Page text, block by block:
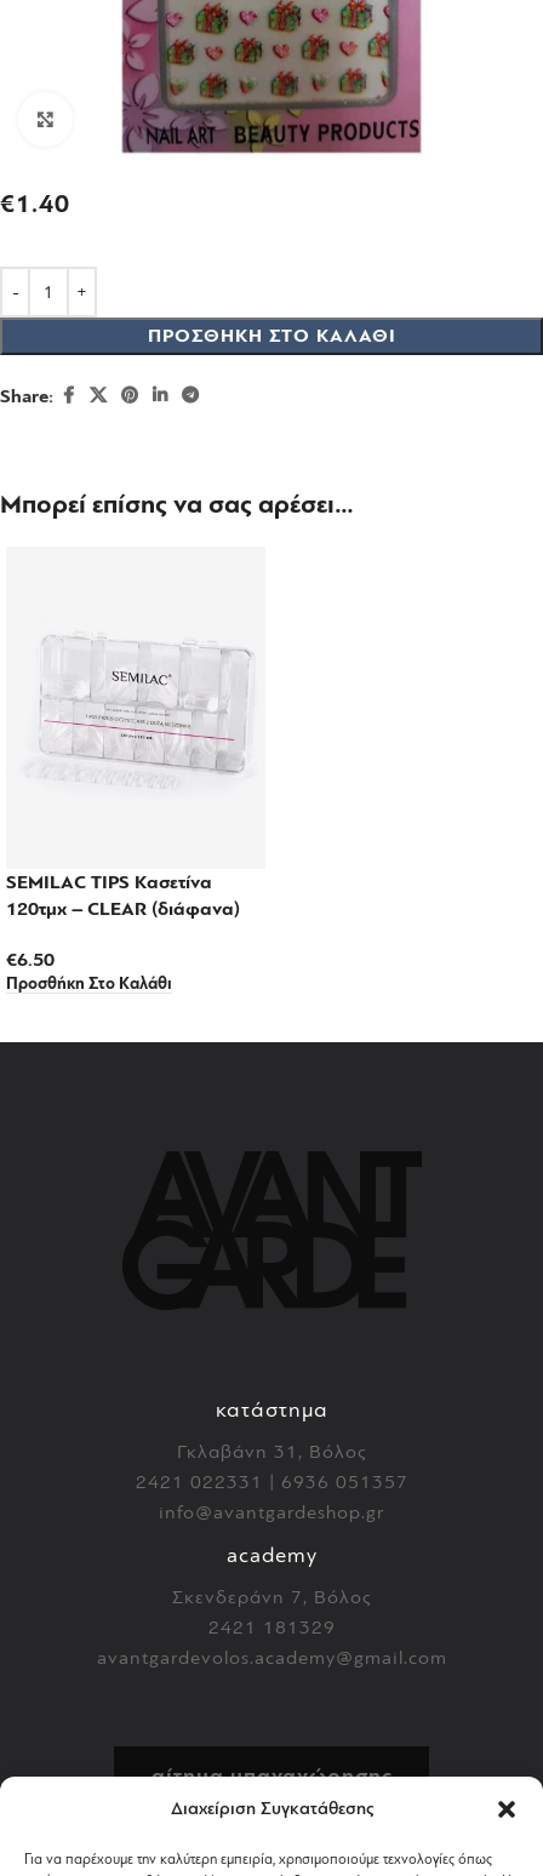
Διαχείριση Συγκατάθεσης
Για να παρέχουμε την καλύτερη εμπειρία, χρησιμοποιούμε τεχνολογίες όπως
Click to enlarge
€1.40
ΠΡΟΣΘΉΚΗ ΣΤΟ ΚΑΛΆΘΙ
Share:
Μπορεί επίσης να σας αρέσει…
SEMILAC TIPS Κασετίνα
120τμχ – CLEAR (διάφανα)
€6.50
Προσθήκη Στο Καλάθι
κατάστημα
Γκλαβάνη 31, Βόλος
2421 022331 | 6936 051357
info@avantgardeshop.gr
academy
Σκενδεράνη 7, Βόλος
2421 181329
avantgardevolos.academy@gmail.com
αίτημα υπαναχώρησης